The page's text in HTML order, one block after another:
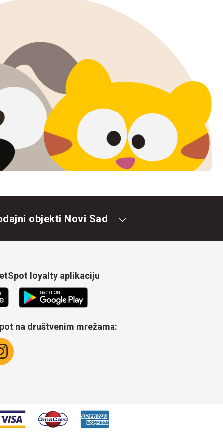
objekti Novi Sad
loyalty aplikaciju
na društvenim mrežama: